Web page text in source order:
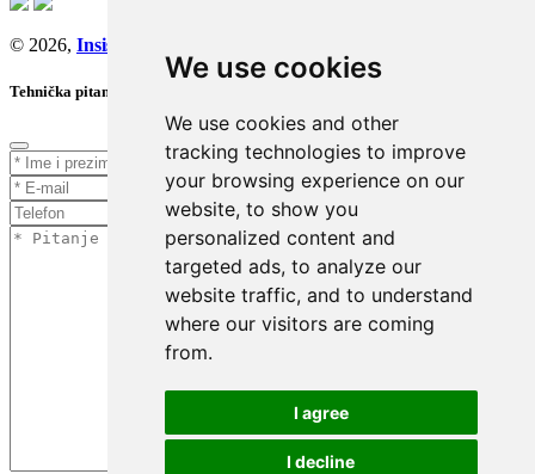
We use cookies
We use cookies and other
tracking technologies to improve
your browsing experience on our
website, to show you
personalized content and
targeted ads, to analyze our
website traffic, and to understand
where our visitors are coming
from.
I agree
I decline
© 2026, Insist d.o.o.
Tehnička pitanja